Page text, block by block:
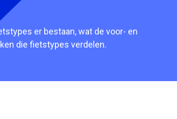
er bestaan, wat de voor- en
die fietstypes verdelen.